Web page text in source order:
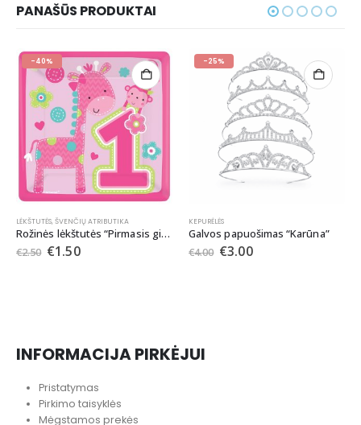
PANAŠŪS PRODUKTAI
-25%
KEPURĖLĖS
Galvos papuošimas “Karūna”
€4.00 €3.00
LĖKŠTUTĖS
Lėkštutės KRIAUKLYTĖ
€2.70
INFORMACIJA PIRKĖJUI
Pristatymas
Pirkimo taisyklės
Mėgstamos prekės